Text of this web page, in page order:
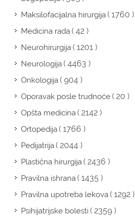
Maksilofacijalna hirurgija( 1760 )
Medicina rada( 42 )
Neurohirurgija( 1201 )
Neurologija( 4463 )
Onkologija( 904 )
Oporavak posle trudnoće( 20 )
Opšta medicina( 2142 )
Ortopedija( 1766 )
Pedijatrija( 2044 )
Plastična hirurgija( 2436 )
Pravilna ishrana( 1435 )
Pravilna upotreba lekova( 1292 )
Psihijatrijske bolesti( 2359 )